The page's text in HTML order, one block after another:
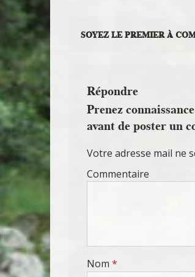
SOYEZ LE PREMIER À
Répondre
Prenez
avant de poster un
Votre adresse mail ne
Commentaire
Nom *